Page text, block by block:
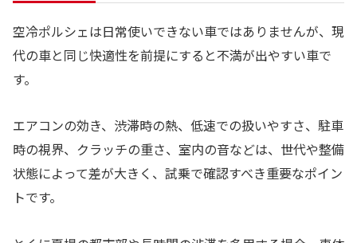
空冷ポルシェは日常使いできない車ではありませんが、現
代の車と同じ快適性を前提にすると不満が出やすい車で
す。
エアコンの効き、渋滞時の熱、低速での扱いやすさ、駐車
時の視界、クラッチの重さ、室内の音などは、世代や整備
状態によって差が大きく、試乗で確認すべき重要なポイン
トです。